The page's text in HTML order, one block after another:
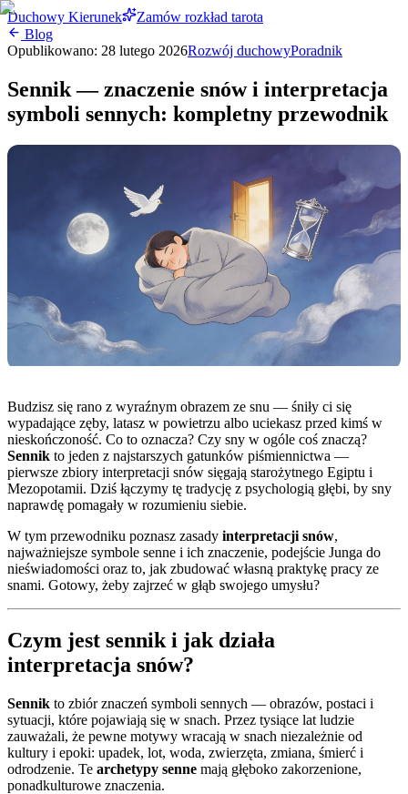
Duchowy Kierunek
Zamów rozkład tarota
Blog
Opublikowano: 28 lutego 2026Rozwój duchowyPoradnik
Sennik — znaczenie snów i interpretacja
symboli sennych: kompletny przewodnik
Budzisz się rano z wyraźnym obrazem ze snu — śniły ci się
wypadające zęby, latasz w powietrzu albo uciekasz przed kimś w
nieskończoność. Co to oznacza? Czy sny w ogóle coś znaczą?
Sennik to jeden z najstarszych gatunków piśmiennictwa —
pierwsze zbiory interpretacji snów sięgają starożytnego Egiptu i
Mezopotamii. Dziś łączymy tę tradycję z psychologią głębi, by sny
naprawdę pomagały w rozumieniu siebie.
W tym przewodniku poznasz zasady interpretacji snów,
najważniejsze symbole senne i ich znaczenie, podejście Junga do
nieświadomości oraz to, jak zbudować własną praktykę pracy ze
snami. Gotowy, żeby zajrzeć w głąb swojego umysłu?
Czym jest sennik i jak działa
interpretacja snów?
Sennik to zbiór znaczeń symboli sennych — obrazów, postaci i
sytuacji, które pojawiają się w snach. Przez tysiące lat ludzie
zauważali, że pewne motywy wracają w snach niezależnie od
kultury i epoki: upadek, lot, woda, zwierzęta, zmiana, śmierć i
odrodzenie. Te archetypy senne mają głęboko zakorzenione,
ponadkulturowe znaczenia.